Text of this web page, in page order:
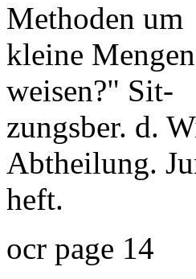
Methoden um
kleine
weisen?" Sit-
zungsber. d.
Abtheilung.
heft.
ocr page 14